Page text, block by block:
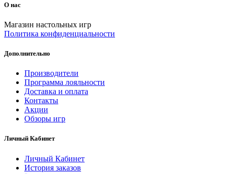
О нас
Магазин настольных игр
Политика конфиденциальности
Дополнительно
Производители
Программа лояльности
Доставка и оплата
Контакты
Акции
Обзоры игр
Личный Кабинет
Личный Кабинет
История заказов